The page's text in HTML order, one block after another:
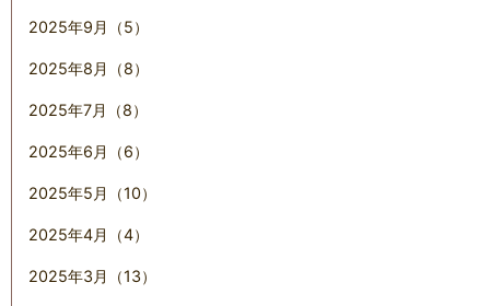
2025年9月（5）
2025年8月（8）
2025年7月（8）
2025年6月（6）
2025年5月（10）
2025年4月（4）
2025年3月（13）